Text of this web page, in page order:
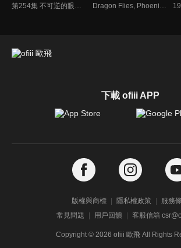
第254集 不可逆的眼睛疾病 如何保養與照護？ Dragon Flies, Phoenix Dancing
下載 ofiii APP
版權與商標 隱私權政策
服務
常見問題
用戶回饋 客服信箱
Copyright © 2026 ofiii 歐飛 All Rights